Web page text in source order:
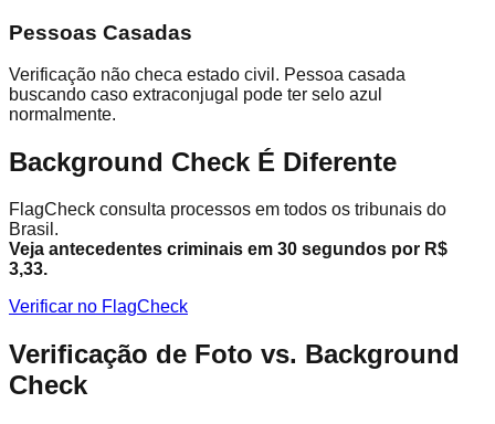
Pessoas Casadas
Verificação não checa estado civil. Pessoa casada
buscando caso extraconjugal pode ter selo azul
normalmente.
Background Check É Diferente
FlagCheck consulta processos em todos os tribunais do
Brasil.
Veja antecedentes criminais em 30 segundos por R$
3,33.
Verificar no FlagCheck
Verificação de Foto vs. Background
Check